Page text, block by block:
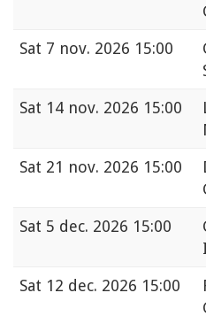
Sat 7 nov. 2026 15:00
Sat 14 nov. 2026 15:00
Sat 21 nov. 2026 15:00
Sat 5 dec. 2026 15:00
Sat 12 dec. 2026 15:00